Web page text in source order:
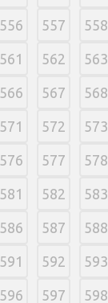
556 557 558
561 562 563
566 567 568
571 572 573
576 577 578
581 582 583
586 587 588
591 592 593
596 597 598